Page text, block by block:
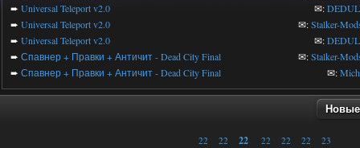
➨ Universal Teleport v2.0 ✉:
➨ Universal Teleport v2.0 ✉:Stalker-
➨ Universal Teleport v2.0 ✉:
➨ Спавнер + Правки + Античит - Dead City Final ✉:Stalker-
➨ Спавнер + Правки + Античит - Dead City Final ✉:
22
22
22
22
22
22
23